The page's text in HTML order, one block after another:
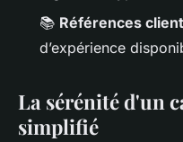
📚 Références
d’expérience
La sérénité d'un
simplifié